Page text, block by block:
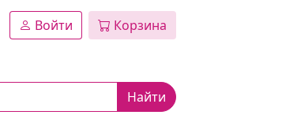
Войти Корзина
Найти